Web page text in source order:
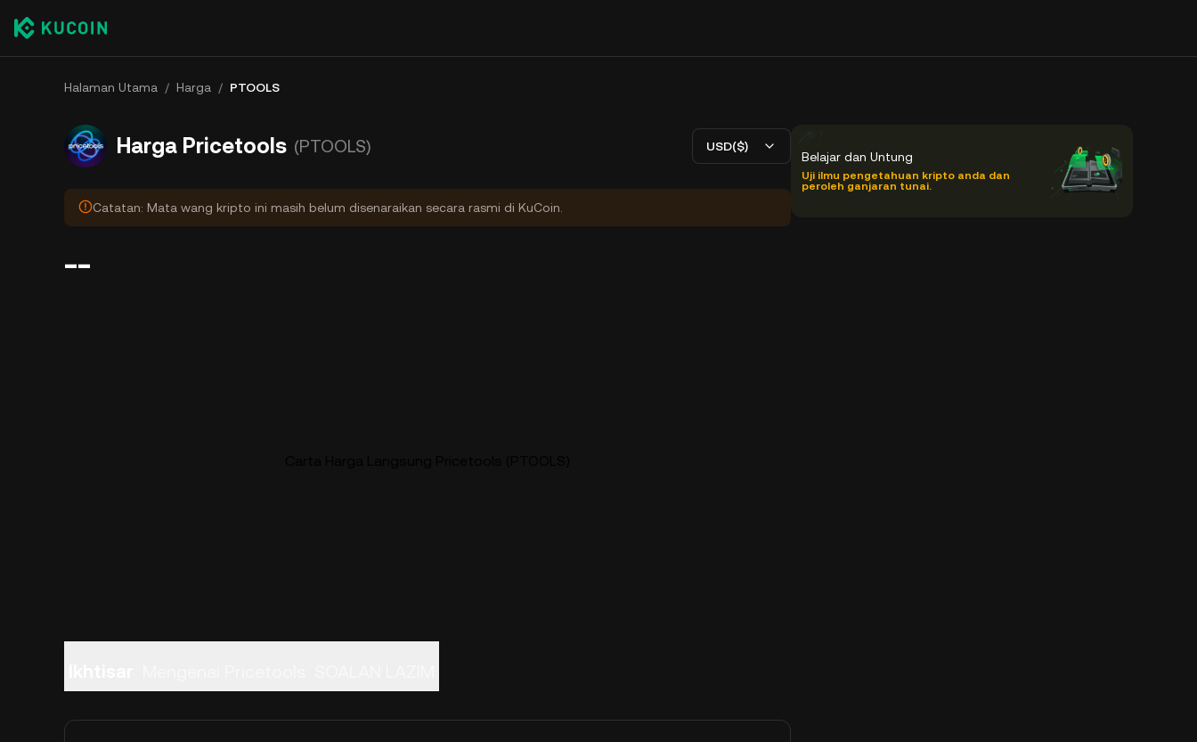
Halaman Utama / Harga / PTOOLS
Harga Pricetools (PTOOLS) USD($)
Catatan: Mata wang kripto ini masih belum disenaraikan secara rasmi di KuCoin.
--
Belajar dan Untung
Uji ilmu pengetahuan kripto anda dan
peroleh ganjaran tunai.